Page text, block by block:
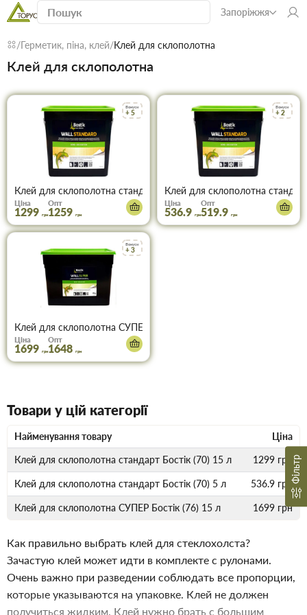
Запоріжжя
Герметик, піна, клей Клей для склополотна
Клей для склополотна
Бонуси
+ 5
Клей для склополотна стандарт Бостік (70) 15 л
Ціна
1299 грн
Опт
1259 грн
Бонуси
+ 2
Клей для склополотна
Ціна
536.9 грн
Опт
519.9 грн
Бонуси
+ 3
Клей для склополотна СУПЕР Бостік (76) 15 л
Ціна
1699 грн
Опт
1648 грн
Фільтр
Товари у цій категорії
Найменування товару
Ціна
Клей для склополотна стандарт Бостік (70) 15 л
1299 грн
Клей для склополотна стандарт Бостік (70) 5 л 536.9 грн
Клей для склополотна СУПЕР Бостік (76) 15 л 1699 грн
Как правильно выбрать клей для стеклохолста?
Зачастую клей может идти в комплекте с рулонами.
Очень важно при разведении соблюдать все пропорции,
которые указываются на упаковке. Клей не должен
получиться жидким. Клей нужно брать с большим